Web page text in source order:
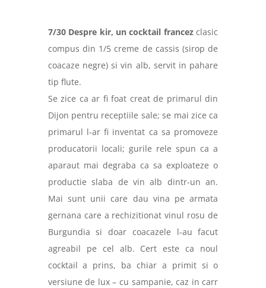
7/30 Despre kir, un cocktail francezclasic
compus din 1/5 creme de cassis (sirop de
coacaze negre) si vin alb, servit in pahare
tip flute.
Se zice ca ar fi foat creat de primarul din
Dijon pentru receptiile sale; se mai zice ca
primarul l-ar fi inventat ca sa promoveze
producatorii locali; gurile rele spun ca a
aparaut mai degraba ca sa exploateze o
productie slaba de vin alb dintr-un an.
Mai sunt unii care dau vina pe armata
gernana care a rechizitionat vinul rosu de
Burgundia si doar coacazele l-au facut
agreabil pe cel alb. Cert este ca noul
cocktail a prins, ba chiar a primit si o
versiune de lux – cu sampanie, caz in carr